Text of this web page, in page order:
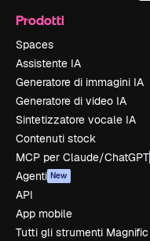
Prodotti
Spaces
Assistente IA
Generatore di immagini IA
Generatore di video IA
Sintetizzatore vocale IA
Contenuti stock
MCP per Claude/ChatGPT
Agenti New
API
App mobile
Tutti gli strumenti Magnific